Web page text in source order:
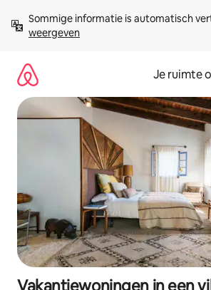
direct
naar
Sommige informatie is automatisch
weergeven
Je ruimte